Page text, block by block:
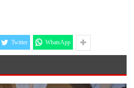
Twitter WhatsApp